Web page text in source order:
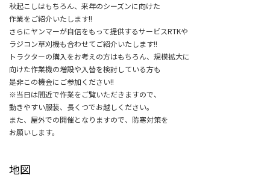
秋起こしはもちろん、来年のシーズンに向けた
作業をご紹介いたします!!
さらにヤンマーが自信をもって提供するサービスRTKや
ラジコン草刈機も合わせてご紹介いたします!!
トラクターの購入をお考えの方はもちろん、規模拡大に
向けた作業機の増設や入替を検討している方も
是非この機会にご参加ください!!
※当日は間近で作業をご覧いただきますので、
動きやすい服装、長くつでお越しください。
また、屋外での開催となりますので、防寒対策を
お願いします。
地図